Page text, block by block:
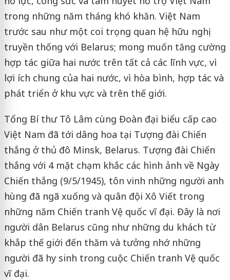
trong những năm tháng khó khăn. Việt Nam
trước sau như một coi trọng quan hệ hữu nghị
truyền thống với Belarus; mong muốn tăng cường
hợp tác giữa hai nước trên tất cả các lĩnh vực, vì
lợi ích chung của hai nước, vì hòa bình, hợp tác và
phát triển ở khu vực và trên thế giới.
Tổng Bí thư Tô Lâm cùng Đoàn đại biểu cấp cao
Việt Nam đã tới dâng hoa tại Tượng đài Chiến
thắng ở thủ đô Minsk, Belarus. Tượng đài Chiến
thắng với 4 mặt chạm khắc các hình ảnh về Ngày
Chiến thắng (9/5/1945), tôn vinh những người anh
hùng đã ngã xuống và quân đội Xô Viết trong
những năm Chiến tranh Vệ quốc vĩ đại. Đây là nơi
người dân Belarus cũng như những du khách từ
khắp thế giới đến thăm và tưởng nhớ những
người đã hy sinh trong cuộc Chiến tranh Vệ quốc
vĩ đại.